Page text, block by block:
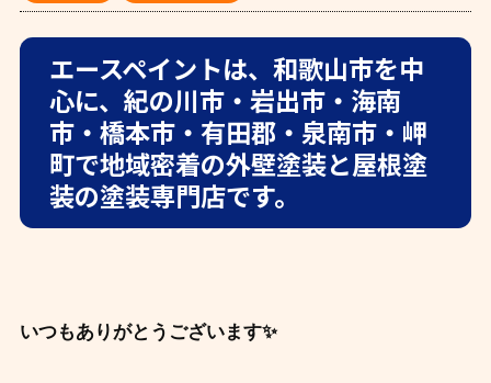
エースペイントは、和歌山市を中
心に、紀の川市・岩出市・海南
市・橋本市・有田郡・泉南市・岬
町で地域密着の外壁塗装と屋根塗
装の塗装専門店です。
いつもありがとうございます✨